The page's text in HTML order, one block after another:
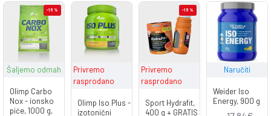
-15 %
Šaljemo odmah
Olimp Carbo
Nox - ionsko
piće, 1000 g,
Privremo
rasprodano
Olimp Iso Plus -
izotonični
-15 %
Privremo
rasprodano
Sport Hydrafit,
400 g + GRATIS
Naručiti
Weider Iso
Energy, 900 g